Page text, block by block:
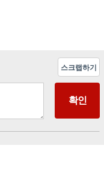
스크랩하기